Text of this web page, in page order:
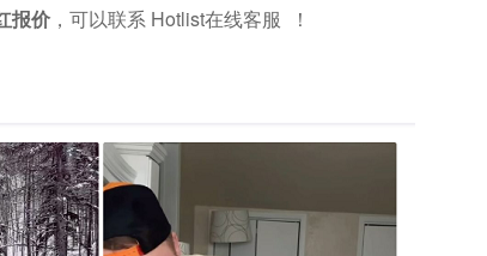
报价 ，可以联系 Hotlist在线客服
！